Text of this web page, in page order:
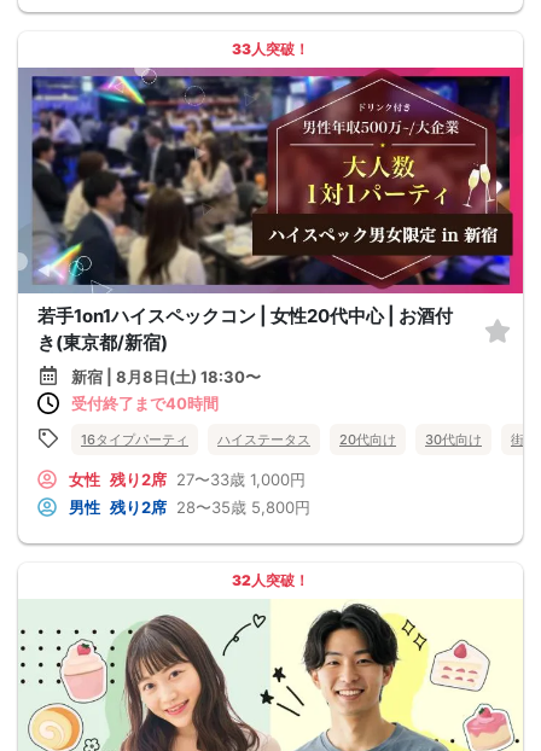
33人突破！
若手1on1ハイスペックコン | 女性20代中心 | お酒付
き(東京都/新宿)
新宿 | 8月8日(土) 18:30〜
受付終了まで40時間
16タイプパーティ ハイステータス 20代向け 30代向け 街コ
女性 残り2席 27〜33歳 1,000円
男性 残り2席 28〜35歳 5,800円
32人突破！